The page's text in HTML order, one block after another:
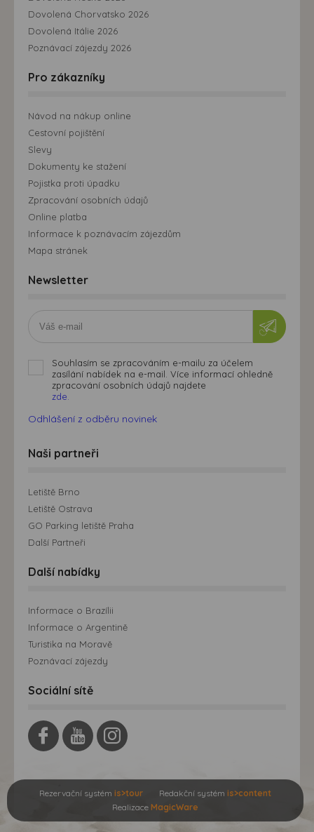
Dovolená Chorvatsko 2026
Dovolená Itálie 2026
Poznávací zájezdy 2026
Pro zákazníky
Návod na nákup online
Cestovní pojištění
Slevy
Dokumenty ke stažení
Pojistka proti úpadku
Zpracování osobních údajů
Online platba
Informace k poznávacím zájezdům
Mapa stránek
Newsletter
Souhlasím se zpracováním e-mailu za účelem
zasílání nabídek na e-mail. Více informací ohledně
zpracování osobních údajů najdete
zde.
Odhlášení z odběru novinek
Naši partneři
Letiště Brno
Letiště Ostrava
GO Parking letiště Praha
Další Partneři
Další nabídky
Informace o Brazílii
Informace o Argentině
Turistika na Moravě
Poznávací zájezdy
Sociální sítě
Rezervační systém is>tour Redakční systém is>content
Realizace MagicWare